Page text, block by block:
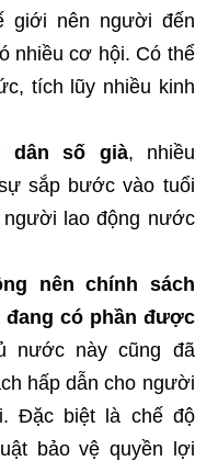
giới nên người đến
nhiều cơ hội. Có thể
tích lũy nhiều kinh
dân số già, nhiều
sắp bước vào tuổi
lao động nước
nên chính sách
đang có phần được
nước này cũng đã
hấp dẫn cho người
Đặc biệt là chế độ
bảo vệ quyền lợi